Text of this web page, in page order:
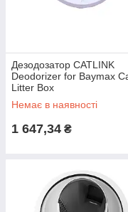
Дезодозатор CATLINK
Deodorizer for Baymax
Litter Box
Немає в наявності
1 647,34 ₴